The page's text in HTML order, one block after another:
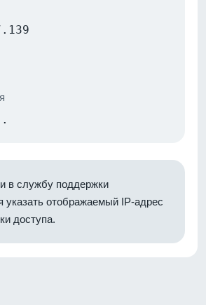
в службу поддержки
указать отображаемый IP-адрес
доступа.